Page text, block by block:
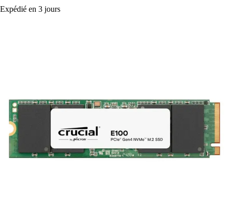
Expédié en 3 jours